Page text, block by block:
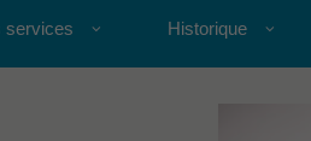
services Historique